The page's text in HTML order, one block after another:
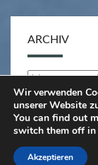
ARCHIV
Archiv
© 2026|
Wir verwenden
unserer Website
You can find out
switch them off in
Akzeptieren